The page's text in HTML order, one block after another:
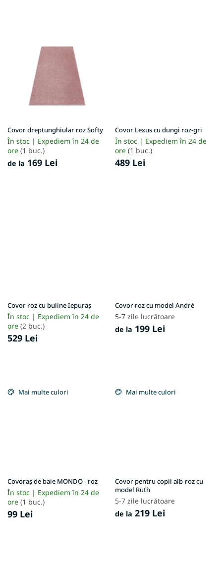
Covor dreptunghiular roz Softy
În stoc | Expediem în 24 de
ore (1 buc.)
de la 169 Lei
Covor Lexus cu dungi roz-gri
În stoc | Expediem în 24 de
ore (1 buc.)
489 Lei
Covor roz cu buline Iepuraș
În stoc | Expediem în 24 de
ore (2 buc.)
529 Lei
Covor roz cu model André
5-7 zile lucrătoare
de la 199 Lei
Mai multe culori
Covoraș de baie MONDO - roz
În stoc | Expediem în 24 de
ore (1 buc.)
99 Lei
Mai multe culori
Covor pentru copii alb-roz cu
model Ruth
5-7 zile lucrătoare
de la 219 Lei